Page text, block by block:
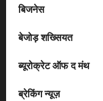
बिजनेस
बेजोड़ शख्सियत
ब्यूरोक्रेट ऑफ द मंथ
ब्रेकिंग न्यूज़